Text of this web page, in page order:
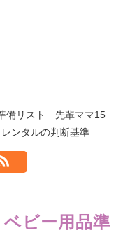
備リスト 先輩ママ15
ンタルの判断基準
ベビー用品準